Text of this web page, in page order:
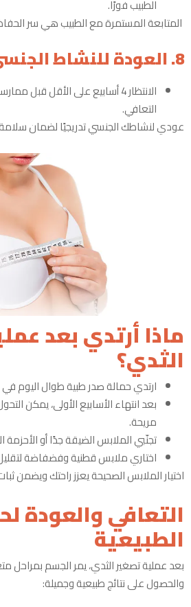
الطبيب فورًا.
المتابعة المستمرة مع الطبيب هي سر
8. العودة للنشاط الجنسي
الانتظار 4 أسابيع على الأقل قبل
التعافي.
عودي لنشاطك الجنسي تدريجيًا لضمان
ماذا أرتدي بعد
الثدي؟
ارتدي حمالة صدر طبية طوال اليوم في
بعد انتهاء الأسابيع الأولى، يمكن
مريحة.
تجنّبي الملابس الضيقة جدًا أو
اختاري ملابس قطنية وفضفاضة
اختيار الملابس الصحيحة يعزز راحتك ويضمن ثبات
التعافي والعودة
الطبيعية
بعد عملية تصغير الثدي، يمر الجسم بمراحل
والحصول على نتائج طبيعية وجميلة: